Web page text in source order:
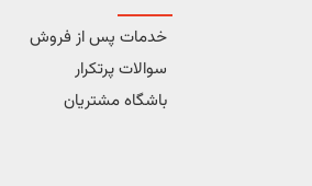
خدمات پس از فروش
سوالات پرتکرار
باشگاه مشتریان